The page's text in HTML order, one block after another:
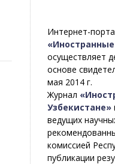
Интернет-
осуществляет
основе
мая 2014 г.
Журнал
Узбекистане»
ведущих
комиссией
публикации